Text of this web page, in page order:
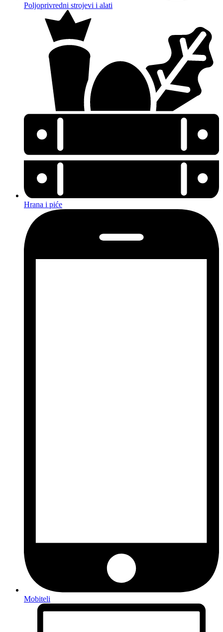
Poljoprivredni strojevi i alati
Hrana i piće
Mobiteli